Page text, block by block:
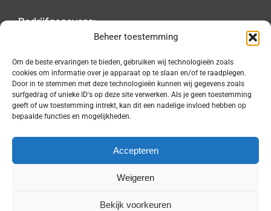
Beheer toestemming
Om de beste ervaringen te bieden, gebruiken wij technologieën zoals
cookies om informatie over je apparaat op te slaan en/of te raadplegen.
Door in te stemmen met deze technologieën kunnen wij gegevens zoals
surfgedrag of unieke ID's op deze site verwerken. Als je geen toestemming
geeft of uw toestemming intrekt, kan dit een nadelige invloed hebben op
bepaalde functies en mogelijkheden.
Accepteren
Weigeren
Bekijk voorkeuren
Bedrijfgegevens:
BTW nr.: 194593393B01
AGB-code: 24-051797
Locatie: